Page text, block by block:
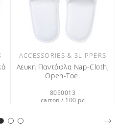
ACCESSORIES & SLIPPERS
Λίμα, μπατονέτες, ντε μακιγιάζ
(κραφτ)
6900232
carton / 50 pc